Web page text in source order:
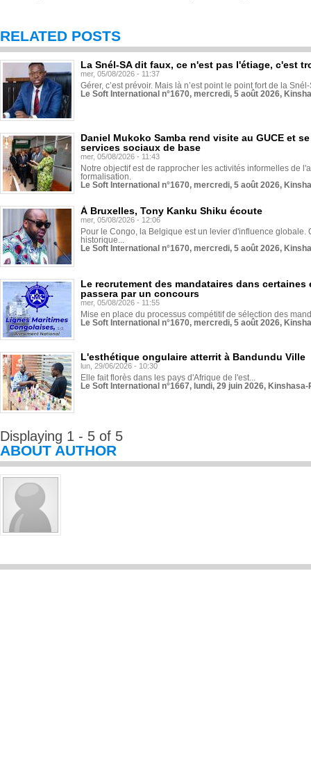
RELATED POSTS
La Snél-SA dit faux, ce n'est pas l'étiage, c'est
mer, 05/08/2026 - 11:37
Gérer, c’est prévoir. Mais là n’est point le point fort de la
Le Soft International n°1670, mercredi, 5 août 2026,
Daniel Mukoko Samba rend visite au GUCE et
services sociaux de base
mer, 05/08/2026 - 11:43
Notre objectif est de rapprocher les activités informelles de
formalisation.
Le Soft International n°1670, mercredi, 5 août 2026,
À Bruxelles, Tony Kanku Shiku écoute
mer, 05/08/2026 - 12:06
Pour le Congo, la Belgique est un levier d'influence globale.
historique...
Le Soft International n°1670, mercredi, 5 août 2026,
Le recrutement des mandataires dans
passera par un concours
mer, 05/08/2026 - 11:55
Mise en place du processus compétitif de sélection des
Le Soft International n°1670, mercredi, 5 août 2026,
L'esthétique ongulaire atterrit à Bandundu Ville
lun, 29/06/2026 - 10:30
Elle fait florès dans les pays d'Afrique de l'est...
Le Soft International n°1667, lundi, 29 juin 2026,
Displaying 1 - 5 of 5
ABOUT AUTHOR